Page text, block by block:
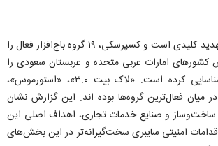
باج‌افزار، همچنان یک تهدید کلیدی است و کسپرسکی، ۱۹ گروه باج‌افزار فعال را
کشورهای امارات عربی متحده و عربستان سعودی را
هدف قرار می‌دهند شناسایی کرده است. «لاک بیت ۳.۰»، «استورموس»،
میان فعال‌ترین گروه‌ها بوده اند. این گزارش نشان
و صنایع خدمات تجاری، اهداف اصلی این
امنیتی سایبری سخت‌گیرانه‌تر در این بخش‌های